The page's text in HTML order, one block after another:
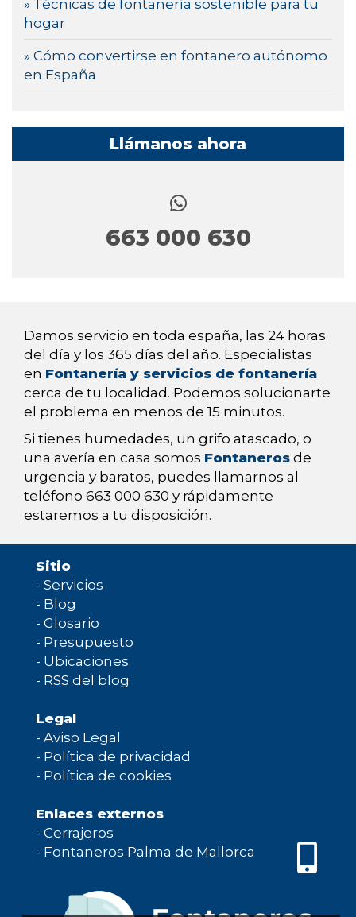
» Técnicas de fontanería sostenible para tu
hogar
» Cómo convertirse en fontanero autónomo
en España
Llámanos ahora
663 000 630
Damos servicio en toda españa, las 24 horas
del día y los 365 días del año. Especialistas
en Fontanería y servicios de fontanería
cerca de tu localidad. Podemos solucionarte
el problema en menos de 15 minutos.
Si tienes humedades, un grifo atascado, o
una avería en casa somos Fontaneros de
urgencia y baratos, puedes llamarnos al
teléfono 663 000 630 y rápidamente
estaremos a tu disposición.
Sitio
- Servicios
- Blog
- Glosario
- Presupuesto
- Ubicaciones
- RSS del blog
Legal
- Aviso Legal
- Política de privacidad
- Política de cookies
Enlaces externos
- Cerrajeros
- Fontaneros Palma de Mallorca